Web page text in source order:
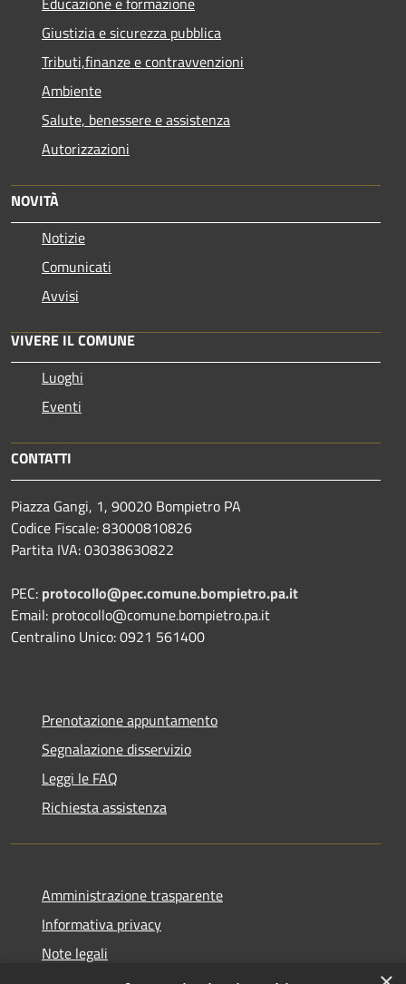
Giustizia e sicurezza pubblica
Tributi,finanze e contravvenzioni
Ambiente
Salute, benessere e assistenza
Autorizzazioni
NOVITÀ
Notizie
Comunicati
Avvisi
VIVERE IL COMUNE
Luoghi
Eventi
CONTATTI
Piazza Gangi, 1, 90020 Bompietro PA
Codice Fiscale: 83000810826
Partita IVA: 03038630822
PEC: protocollo@pec.comune.bompietro.pa.it
Email: protocollo@comune.bompietro.pa.it
Centralino Unico: 0921 561400
Prenotazione appuntamento
Segnalazione disservizio
Leggi le FAQ
Richiesta assistenza
Amministrazione trasparente
Informativa privacy
Note legali